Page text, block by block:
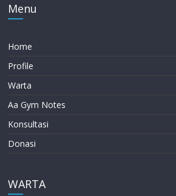
Menu
Home
Profile
Warta
Aa Gym Notes
Konsultasi
Donasi
WARTA